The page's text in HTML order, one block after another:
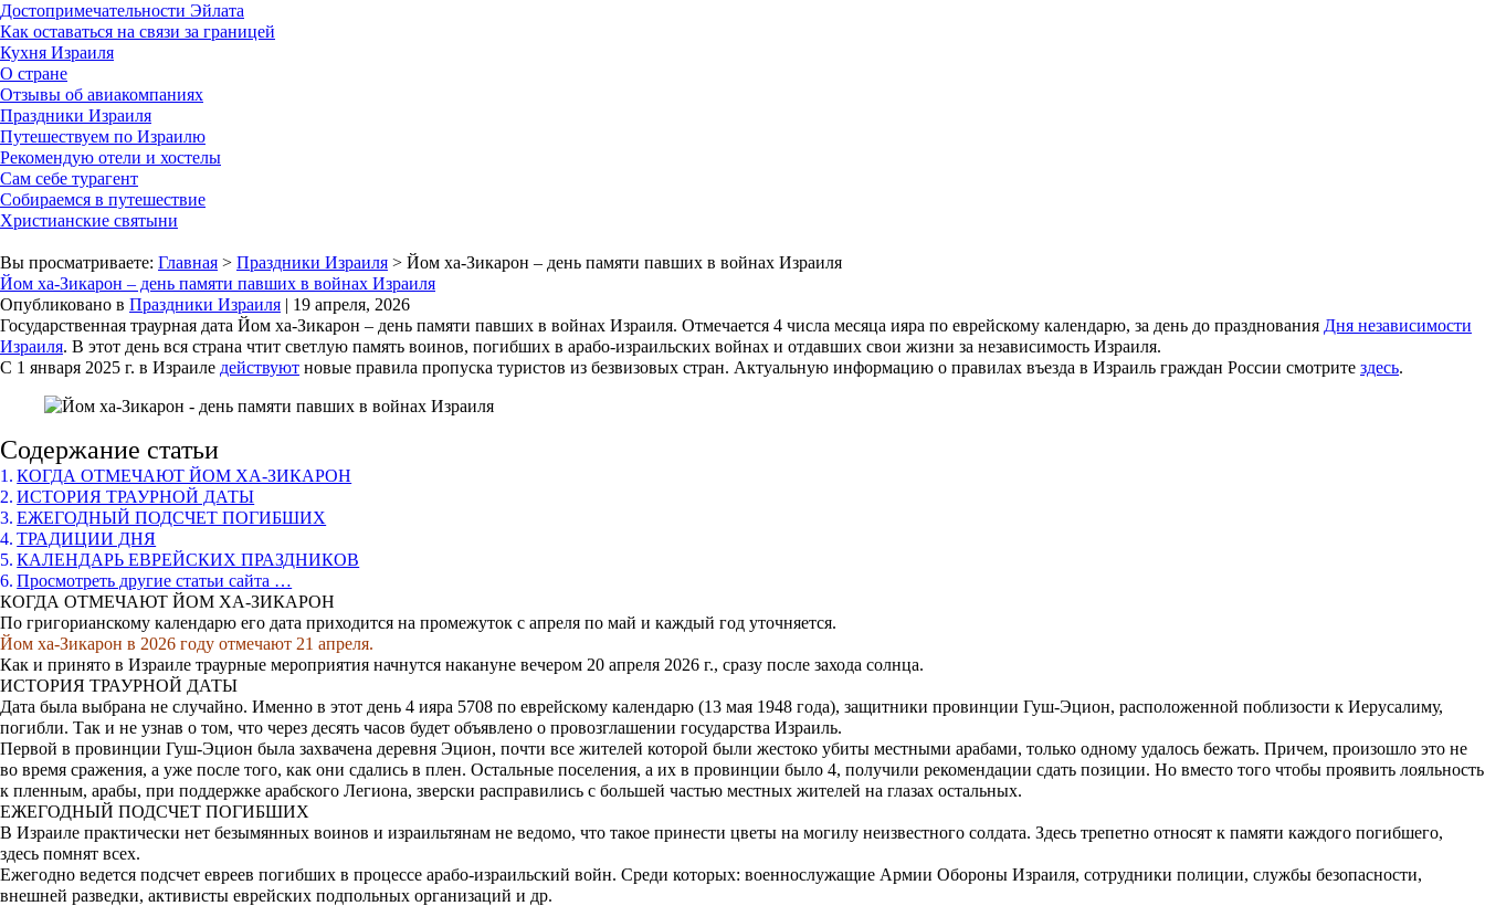
Достопримечательности Эйлата
Как оставаться на связи за границей
Кухня Израиля
О стране
Отзывы об авиакомпаниях
Праздники Израиля
Путешествуем по Израилю
Рекомендую отели и хостелы
Сам себе турагент
Собираемся в путешествие
Христианские святыни
Вы просматриваете: Главная > Праздники Израиля > Йом ха-Зикарон – день памяти павших в войнах Израиля
Йом ха-Зикарон – день памяти павших в войнах Израиля
Опубликовано в Праздники Израиля | 19 апреля, 2026
Государственная траурная дата Йом ха-Зикарон – день памяти павших в войнах Израиля. Отмечается 4 числа месяца ияра по еврейскому календарю, за день до празднования Дня независимости
Израиля. В этот день вся страна чтит светлую память воинов, погибших в арабо-израильских войнах и отдавших свои жизни за независимость Израиля.
С 1 января 2025 г. в Израиле действуют новые правила пропуска туристов из безвизовых стран. Актуальную информацию о правилах въезда в Израиль граждан России смотрите здесь.
Содержание статьи
КОГДА ОТМЕЧАЮТ ЙОМ ХА-ЗИКАРОН
ИСТОРИЯ ТРАУРНОЙ ДАТЫ
ЕЖЕГОДНЫЙ ПОДСЧЕТ ПОГИБШИХ
ТРАДИЦИИ ДНЯ
КАЛЕНДАРЬ ЕВРЕЙСКИХ ПРАЗДНИКОВ
Просмотреть другие статьи сайта …
КОГДА ОТМЕЧАЮТ ЙОМ ХА-ЗИКАРОН
По григорианскому календарю его дата приходится на промежуток с апреля по май и каждый год уточняется.
Йом ха-Зикарон в 2026 году отмечают 21 апреля.
Как и принято в Израиле траурные мероприятия начнутся накануне вечером 20 апреля 2026 г., сразу после захода солнца.
ИСТОРИЯ ТРАУРНОЙ ДАТЫ
Дата была выбрана не случайно. Именно в этот день 4 ияра 5708 по еврейскому календарю (13 мая 1948 года), защитники провинции Гуш-Эцион, расположенной поблизости к Иерусалиму,
погибли. Так и не узнав о том, что через десять часов будет объявлено о провозглашении государства Израиль.
Первой в провинции Гуш-Эцион была захвачена деревня Эцион, почти все жителей которой были жестоко убиты местными арабами, только одному удалось бежать. Причем, произошло это не
во время сражения, а уже после того, как они сдались в плен. Остальные поселения, а их в провинции было 4, получили рекомендации сдать позиции. Но вместо того чтобы проявить лояльность
к пленным, арабы, при поддержке арабского Легиона, зверски расправились с большей частью местных жителей на глазах остальных.
ЕЖЕГОДНЫЙ ПОДСЧЕТ ПОГИБШИХ
В Израиле практически нет безымянных воинов и израильтянам не ведомо, что такое принести цветы на могилу неизвестного солдата. Здесь трепетно относят к памяти каждого погибшего,
здесь помнят всех.
Ежегодно ведется подсчет евреев погибших в процессе арабо-израильский войн. Среди которых: военнослужащие Армии Обороны Израиля, сотрудники полиции, службы безопасности,
внешней разведки, активисты еврейских подпольных организаций и др.